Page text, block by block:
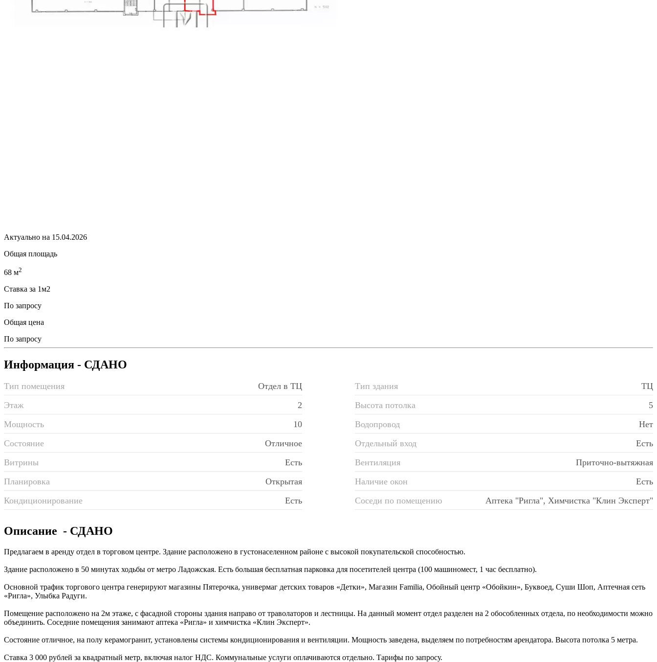
Актуально на 15.04.2026
Общая площадь
68 м2
Ставка за 1м2
По запросу
Общая цена
По запросу
Информация - СДАНО
Тип помещения Отдел в ТЦ Тип здания
ТЦ
Этаж
2 Высота потолка
5
Мощность
10 Водопровод
Нет
Состояние
Отличное Отдельный вход
Есть
Витрины
Есть Вентиляция
Приточно-вытяжная
Планировка
Открытая Наличие окон
Есть
Кондиционирование
Есть Соседи по помещению Аптека "Ригла", Химчистка "Клин Эксперт"
Описание - СДАНО
Предлагаем в аренду отдел в торговом центре. Здание расположено в густонаселенном районе с высокой покупательской способностью.
Здание расположено в 50 минутах ходьбы от метро Ладожская. Есть большая бесплатная парковка для посетителей центра (100 машиномест, 1 час бесплатно).
Основной трафик торгового центра генерируют магазины Пятерочка, универмаг детских товаров «Детки», Магазин Familia, Обойный центр «Обойкин», Буквоед, Суши Шоп, Аптечная сеть
«Ригла», Улыбка Радуги.
Помещение расположено на 2м этаже, с фасадной стороны здания направо от траволаторов и лестницы. На данный момент отдел разделен на 2 обособленных отдела, по необходимости можно
объединить. Соседние помещения занимают аптека «Ригла» и химчистка «Клин Эксперт».
Состояние отличное, на полу керамогранит, установлены системы кондиционирования и вентиляции. Мощность заведена, выделяем по потребностям арендатора. Высота потолка 5 метра.
Ставка 3 000 рублей за квадратный метр, включая налог НДС. Коммунальные услуги оплачиваются отдельно. Тарифы по запросу.